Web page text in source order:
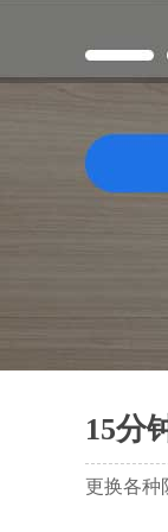
15分
更换各种